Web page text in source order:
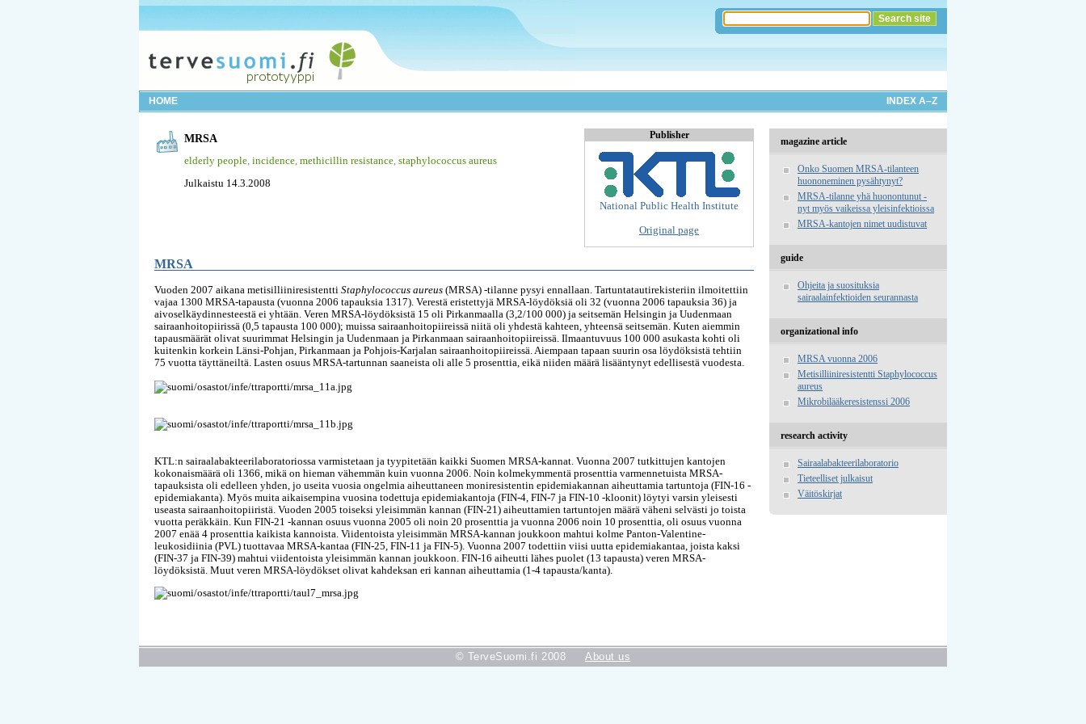
HOME INDEX A–Z
Publisher
National Public Health Institute
Original page
MRSA
elderly people incidence methicillin resistance staphylococcus aureus
Julkaistu 14.3.2008
MRSA
Vuoden 2007 aikana metisilliiniresistentti Staphylococcus aureus (MRSA) -tilanne pysyi ennallaan. Tartuntatautirekisteriin ilmoitettiin
vajaa 1300 MRSA-tapausta (vuonna 2006 tapauksia 1317). Verestä eristettyjä MRSA-löydöksiä oli 32 (vuonna 2006 tapauksia 36) ja
aivoselkäydinnesteestä ei yhtään. Veren MRSA-löydöksistä 15 oli Pirkanmaalla (3,2/100 000) ja seitsemän Helsingin ja Uudenmaan
sairaanhoitopiirissä (0,5 tapausta 100 000); muissa sairaanhoitopiireissä niitä oli yhdestä kahteen, yhteensä seitsemän. Kuten aiemmin
tapausmäärät olivat suurimmat Helsingin ja Uudenmaan ja Pirkanmaan sairaanhoitopiireissä. Ilmaantuvuus 100 000 asukasta kohti oli
kuitenkin korkein Länsi-Pohjan, Pirkanmaan ja Pohjois-Karjalan sairaanhoitopiireissä. Aiempaan tapaan suurin osa löydöksistä tehtiin
75 vuotta täyttäneiltä. Lasten osuus MRSA-tartunnan saaneista oli alle 5 prosenttia, eikä niiden määrä lisääntynyt edellisestä vuodesta.
KTL:n sairaalabakteerilaboratoriossa varmistetaan ja tyypitetään kaikki Suomen MRSA-kannat. Vuonna 2007 tutkittujen kantojen
kokonaismäärä oli 1366, mikä on hieman vähemmän kuin vuonna 2006. Noin kolmekymmentä prosenttia varmennetuista MRSA-
tapauksista oli edelleen yhden, jo useita vuosia ongelmia aiheuttaneen moniresistentin epidemiakannan aiheuttamia tartuntoja (FIN-16 -
epidemiakanta). Myös muita aikaisempina vuosina todettuja epidemiakantoja (FIN-4, FIN-7 ja FIN-10 -kloonit) löytyi varsin yleisesti
useasta sairaanhoitopiiristä. Vuoden 2005 toiseksi yleisimmän kannan (FIN-21) aiheuttamien tartuntojen määrä väheni selvästi jo toista
vuotta peräkkäin. Kun FIN-21 -kannan osuus vuonna 2005 oli noin 20 prosenttia ja vuonna 2006 noin 10 prosenttia, oli osuus vuonna
2007 enää 4 prosenttia kaikista kannoista. Viidentoista yleisimmän MRSA-kannan joukkoon mahtui kolme Panton-Valentine-
leukosidiinia (PVL) tuottavaa MRSA-kantaa (FIN-25, FIN-11 ja FIN-5). Vuonna 2007 todettiin viisi uutta epidemiakantaa, joista kaksi
(FIN-37 ja FIN-39) mahtui viidentoista yleisimmän kannan joukkoon. FIN-16 aiheutti lähes puolet (13 tapausta) veren MRSA-
löydöksistä. Muut veren MRSA-löydökset olivat kahdeksan eri kannan aiheuttamia (1-4 tapausta/kanta).
magazine article
Onko Suomen MRSA-tilanteen
huononeminen pysähtynyt?
MRSA-tilanne yhä huonontunut -
nyt myös vaikeissa yleisinfektioissa
MRSA-kantojen nimet uudistuvat
guide
Ohjeita ja suosituksia
sairaalainfektioiden seurannasta
organizational info
MRSA vuonna 2006
Metisilliiniresistentti Staphylococcus
aureus
Mikrobilääkeresistenssi 2006
research activity
Sairaalabakteerilaboratorio
Tieteelliset julkaisut
Väitöskirjat
© TerveSuomi.fi 2008 About us